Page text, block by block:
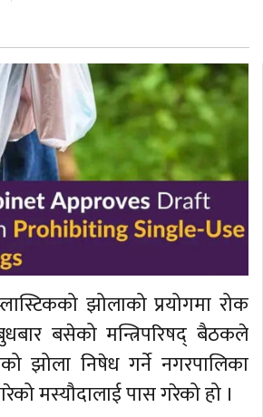
झोलाको प्रयोगमा रोक
बसेको मन्त्रिपरिषद् बैठकले
झोला निषेध गर्ने नगरपालिका
मस्यौदालाई पास गरेको हो ।